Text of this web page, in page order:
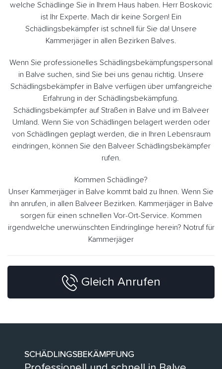
welche Schädlinge Sie in Ihrem Haus haben. Herr Boskovic
ist Ihr Experte. Mach dir keine Sorgen! Ein
Schädlingsbekämpfer ist schnell für Sie da! Unsere
Kammerjäger in allen Bezirken Balves.
Wenn Sie professionelles Schädlingsbekämpfungspersonal
in Balve suchen, sind Sie bei uns genau richtig. Unsere
Schädlingsbekämpfer in Balve verfügen über umfangreiche
Erfahrung in der Schädlingsbekämpfung.
Schädlingsbekämpfer auf Straßen in Balve und im Balveer
Umland. Wenn Sie von Schädlingen belagert werden oder
von Schädlingen geplagt werden, die in Ihren Lebensraum
eindringen, können Sie den Balveer Schädlingsbekämpfer
rufen.
Kommen Schädlinge?
Unser Kammerjäger in Balve kommt bald zu Ihnen. Wenn Sie
ihn anrufen, in allen Balveer Bezirken. Kammerjäger in Balve
sorgen für einen schnellen Vor-Ort-Service. Kommen
irgendwelche unerwünschten Eindringlinge herein? Notruf für
Kammerjäger
Gleich Anrufen
SCHÄDLINGSBEKÄMPFUNG